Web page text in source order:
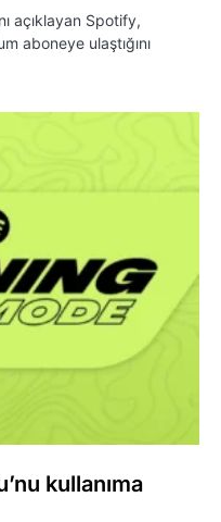
açıklayan Spotify,
aboneye ulaştığını
kullanıma